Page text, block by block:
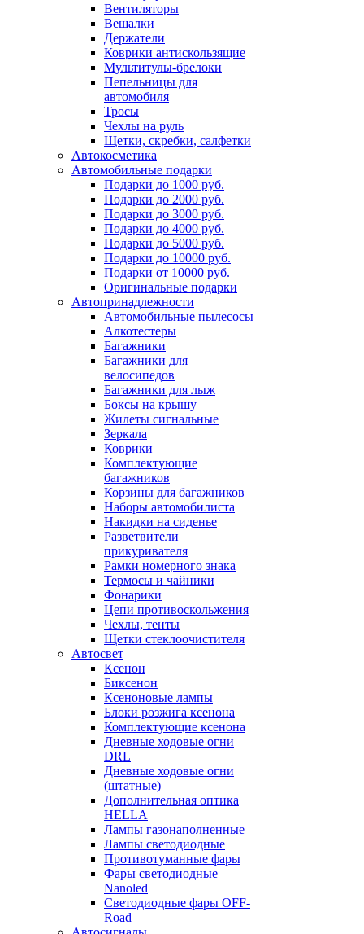
Вентиляторы
Вешалки
Держатели
Коврики антискользящие
Мультитулы-брелоки
Пепельницы для
автомобиля
Тросы
Чехлы на руль
Щетки, скребки, салфетки
Автокосметика
Автомобильные подарки
Подарки до 1000 руб.
Подарки до 2000 руб.
Подарки до 3000 руб.
Подарки до 4000 руб.
Подарки до 5000 руб.
Подарки до 10000 руб.
Подарки от 10000 руб.
Оригинальные подарки
Автопринадлежности
Автомобильные пылесосы
Алкотестеры
Багажники
Багажники для
велосипедов
Багажники для лыж
Боксы на крышу
Жилеты сигнальные
Зеркала
Коврики
Комплектующие
багажников
Корзины для багажников
Наборы автомобилиста
Накидки на сиденье
Разветвители
прикуривателя
Рамки номерного знака
Термосы и чайники
Фонарики
Цепи противоскольжения
Чехлы, тенты
Щетки стеклоочистителя
Автосвет
Ксенон
Биксенон
Ксеноновые лампы
Блоки розжига ксенона
Комплектующие ксенона
Дневные ходовые огни
DRL
Дневные ходовые огни
(штатные)
Дополнительная оптика
HELLA
Лампы газонаполненные
Лампы светодиодные
Противотуманные фары
Фары светодиодные
Nanoled
Светодиодные фары OFF-
Road